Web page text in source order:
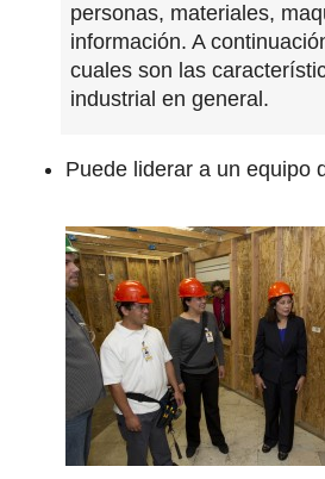
personas, materiales,
información. A
cuales son las
industrial en general.
Puede liderar a un equipo